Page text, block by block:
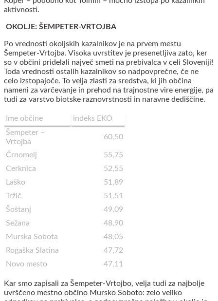
aktivnosti.
OKOLJE: ŠEMPETER-VRTOJBA
Po vrednosti okoljskih kazalnikov je na prvem mestu
Šempeter-Vrtojba. Visoka uvrstitev je presenetljiva zato, ker
so v občini pridelali največ smeti na prebivalca v celi Sloveniji!
Toda vrednosti ostalih kazalnikov so nadpovprečne, če ne
celo izstopajoče. To velja zlasti za sredstva, ki jih občina
nameni za varčevanje in prehod na trajnostne vire energije, pa
tudi za varstvo biotske raznovrstnosti in naravne dediščine.
Ime občine
indeks EKO
Šempeter –
Vrtojba
60,50
Črnomelj
55,75
Cerknica
52,55
Laško
51,89
Tržič
51,51
Šoštanj
49,09
Sežana
48,90
Murska Sobota
48,05
Rogaška Slatina
47,72
Novo mesto
47,11
Kar smo zapisali za Šempeter-Vrtojbo, velja tudi za najbolje
uvrščeno mestno občino Mursko Soboto: zelo veliko